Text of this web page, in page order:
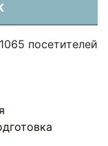
посетителей